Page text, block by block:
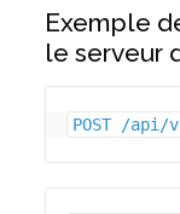
Exemple
le serveur
POST /